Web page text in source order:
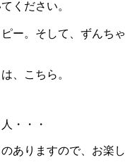
ください。
ー。そして、ずんち
、こちら。
・・・
ありますので、お楽し